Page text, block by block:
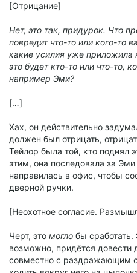
[Отрицание]
Нет, это так, придурок. Что
повредит что-то или кого-то
какие усилия уже приложила
это будет кто-то или что-то,
например Эми?
[…]
Хах, он действительно
должен был отрицать,
Тейлор была той, кто поднял
этим, она последовала за
направилась в офис, чтобы
дверной ручки.
[Неохотное согласие.
Черт, это могло бы сработать.
возможно, придётся довести
совместно с раздражающим